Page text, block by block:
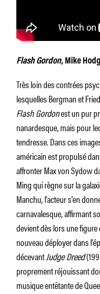
Flash Gordon, Mike
Très loin des contrées
lesquelles Bergman et
Flash Gordonest un pur
nanardesque, mais pour
tendresse. Dans ces
américain est propulsé
affronter Max von Sydow
Ming qui règne sur la
Manchu, l’acteur s’en
carnavalesque, affirmant
devient dès lors une figure
nouveau déployer dans
décevantJudge Dreed
proprement réjouissant
musique entêtante de